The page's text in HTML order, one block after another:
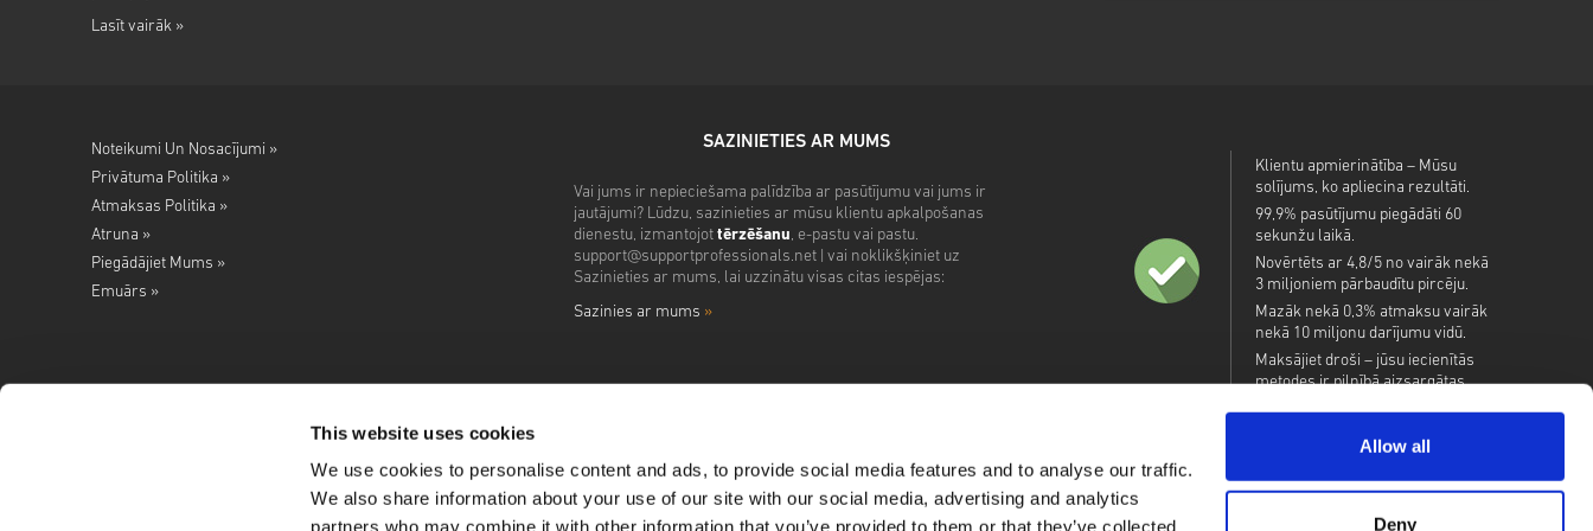
This website uses cookies
We use cookies to personalise content and ads, to provide social media features and to analyse our traffic.
We also share information about your use of our site with our social media, advertising and analytics
partners who may combine it with other information that you’ve provided to them or that they’ve collected
Allow all
Deny
Lasīt vairāk »
Noteikumi Un Nosacījumi »
Privātuma Politika »
Atmaksas Politika »
Atruna »
Piegādājiet Mums »
Emuārs »
SAZINIETIES AR MUMS
Vai jums ir nepieciešama palīdzība ar pasūtījumu vai jums ir
jautājumi? Lūdzu, sazinieties ar mūsu klientu apkalpošanas
dienestu, izmantojot tērzēšanu, e-pastu vai pastu.
support@supportprofessionals.net| vai noklikšķiniet uz
Sazinieties ar mums, lai uzzinātu visas citas iespējas:
Sazinies ar mums »
Klientu apmierinātība – Mūsu
solījums, ko apliecina rezultāti.
99,9% pasūtījumu piegādāti 60
sekunžu laikā.
Novērtēts ar 4,8/5 no vairāk nekā
3 miljoniem pārbaudītu pircēju.
Mazāk nekā 0,3% atmaksu vairāk
nekā 10 miljonu darījumu vidū.
Maksājiet droši – jūsu iecienītās
metodes ir pilnībā aizsargātas.